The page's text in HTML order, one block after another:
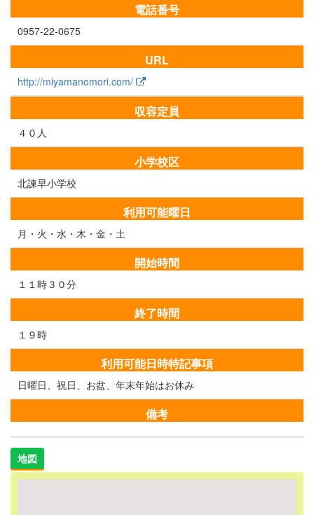
電話番号
0957-22-0675
URL
http://miyamanomori.com/
収容定員
４０人
小学校区
北諫早小学校
利用可能曜日
月・火・水・木・金・土
開始時間
１１時３０分
終了時間
１９時
利用可能日時特記事項
日曜日、祝日、お盆、年末年始はお休み
備考
地図